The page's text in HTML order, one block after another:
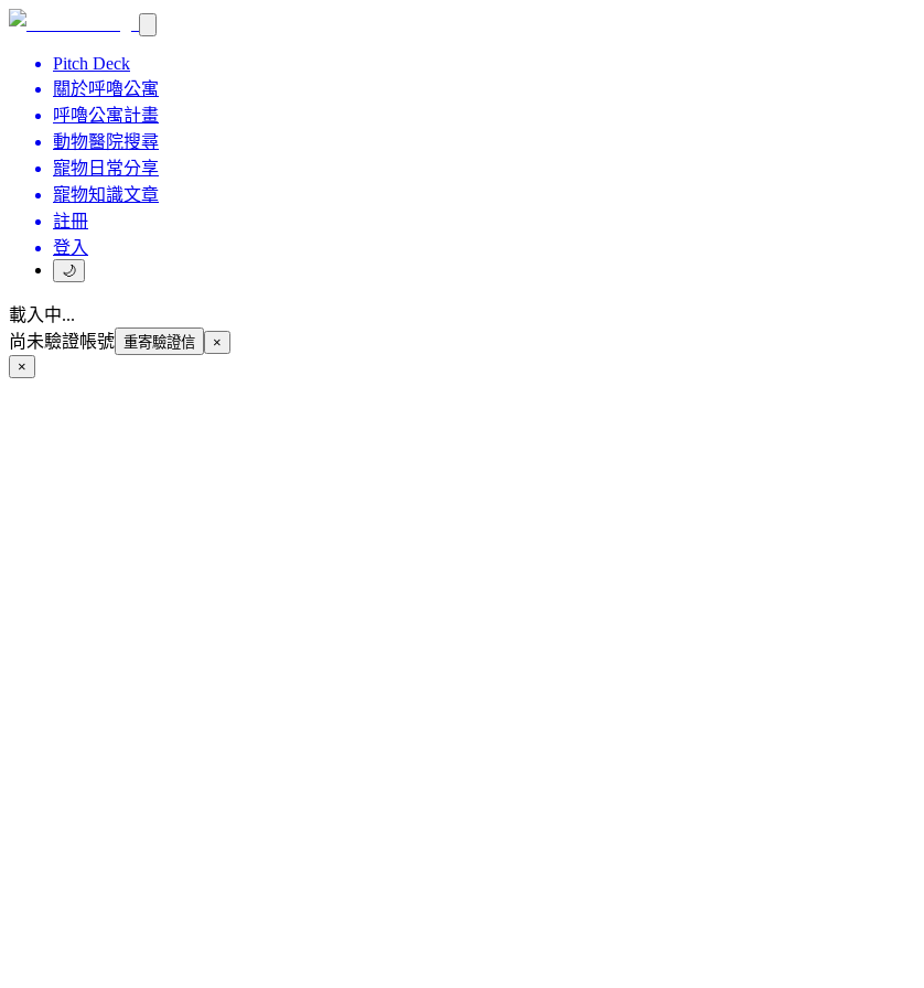
Pitch Deck
關於呼嚕公寓
呼嚕公寓計畫
動物醫院搜尋
寵物日常分享
寵物知識文章
註冊
登入
🌙
載入中...
尚未驗證帳號 重寄驗證信
×
×